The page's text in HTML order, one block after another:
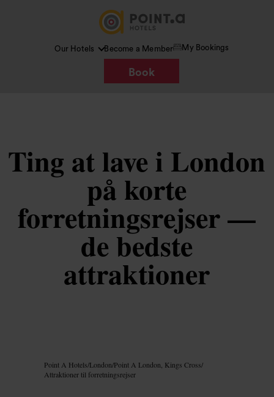
Our Hotels Become a Member My Bookings
Book
Ting at lave i London
på korte
forretningsrejser —
de bedste
attraktioner
Point A Hotels/London/Point A London, Kings Cross/
Attraktioner til forretningsrejser